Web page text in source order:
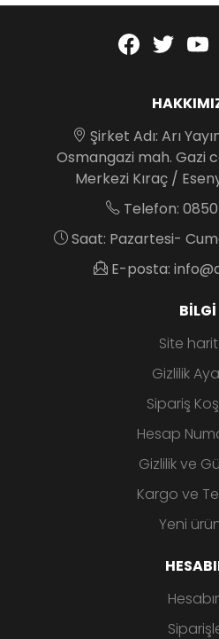
Facebook
twitter
Şirket Adı: Arı
Osmangazi mah. Gazi
Merkezi Kıraç /
Telefon:
Saat: Pazartesi-
E-posta:
BILGI
Site
Gizlilik
Sipariş
Hesap
Gizlilik ve
Kargo ve
Yeni